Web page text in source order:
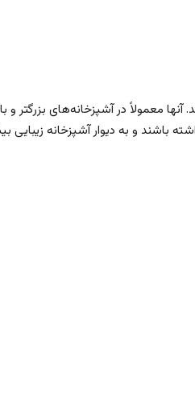
معمولاً در آشپزخانه‌های بزرگتر و
باشند و به دیوار آشپزخانه زیبایی